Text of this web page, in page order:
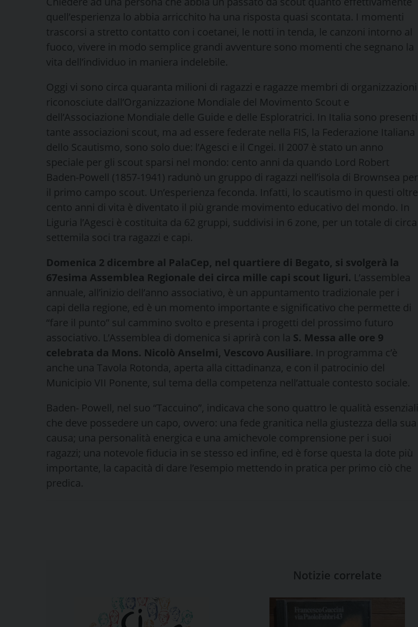
quell’esperienza lo abbia arricchito ha una risposta quasi scontata. I momenti
trascorsi a stretto contatto con i coetanei, le notti in tenda, le canzoni intorno al
fuoco, vivere in modo semplice grandi avventure sono momenti che segnano la
vita dell’individuo in maniera indelebile.
Oggi vi sono circa quaranta milioni di ragazzi e ragazze membri di organizzazioni
riconosciute dall’Organizzazione Mondiale del Movimento Scout e
dell’Associazione Mondiale delle Guide e delle Esploratrici. In Italia sono presenti
tante associazioni scout, ma ad essere federate nella FIS, la Federazione Italiana
dello Scautismo, sono solo due: l’Agesci e il Cngei. Il 2007 è stato un anno
speciale per gli scout sparsi nel mondo: cento anni da quando Lord Robert
Baden-Powell (1857-1941) radunò un gruppo di ragazzi nell’isola di Brownsea per
il primo campo scout. Un’esperienza feconda. Infatti, lo scautismo in questi oltre
cento anni di vita è diventato il più grande movimento educativo del mondo. In
Liguria l’Agesci è costituita da 62 gruppi, suddivisi in 6 zone, per un totale di circa
settemila soci tra ragazzi e capi.
Domenica 2 dicembre al PalaCep, nel quartiere di Begato, si svolgerà la
67esima Assemblea Regionale dei circa mille capi scout liguri. L’assemblea
annuale, all’inizio dell’anno associativo, è un appuntamento tradizionale per i
capi della regione, ed è un momento importante e significativo che permette di
“fare il punto” sul cammino svolto e presenta i progetti del prossimo futuro
associativo. L’Assemblea di domenica si aprirà con la S. Messa alle ore 9
celebrata da Mons. Nicolò Anselmi, Vescovo Ausiliare. In programma c’è
anche una Tavola Rotonda, aperta alla cittadinanza, e con il patrocinio del
Municipio VII Ponente, sul tema della competenza nell’attuale contesto sociale.
Baden- Powell, nel suo “Taccuino”, indicava che sono quattro le qualità essenziali
che deve possedere un capo, ovvero: una fede granitica nella giustezza della sua
causa; una personalità energica e una amichevole comprensione per i suoi
ragazzi; una notevole fiducia in se stesso ed infine, ed è forse questa la dote più
importante, la capacità di dare l’esempio mettendo in pratica per primo ciò che
predica.
Notizie correlate